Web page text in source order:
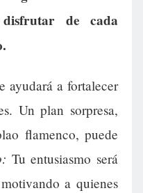
de cada
ayudará a fortalecer
Un plan sorpresa,
flamenco, puede
Tu entusiasmo será
a quienes